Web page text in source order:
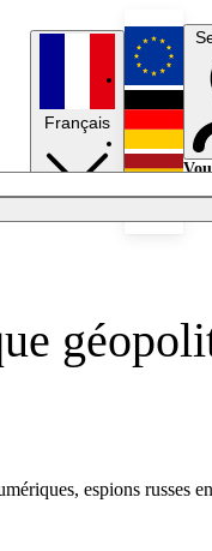
Français
espions russes